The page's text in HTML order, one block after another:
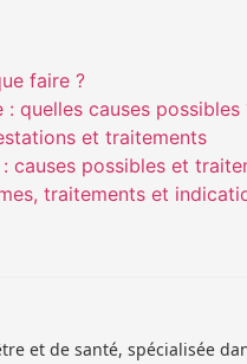
faire ?
quelles causes possibles
et traitements
causes possibles et
traitements et
et de santé, spécialisée